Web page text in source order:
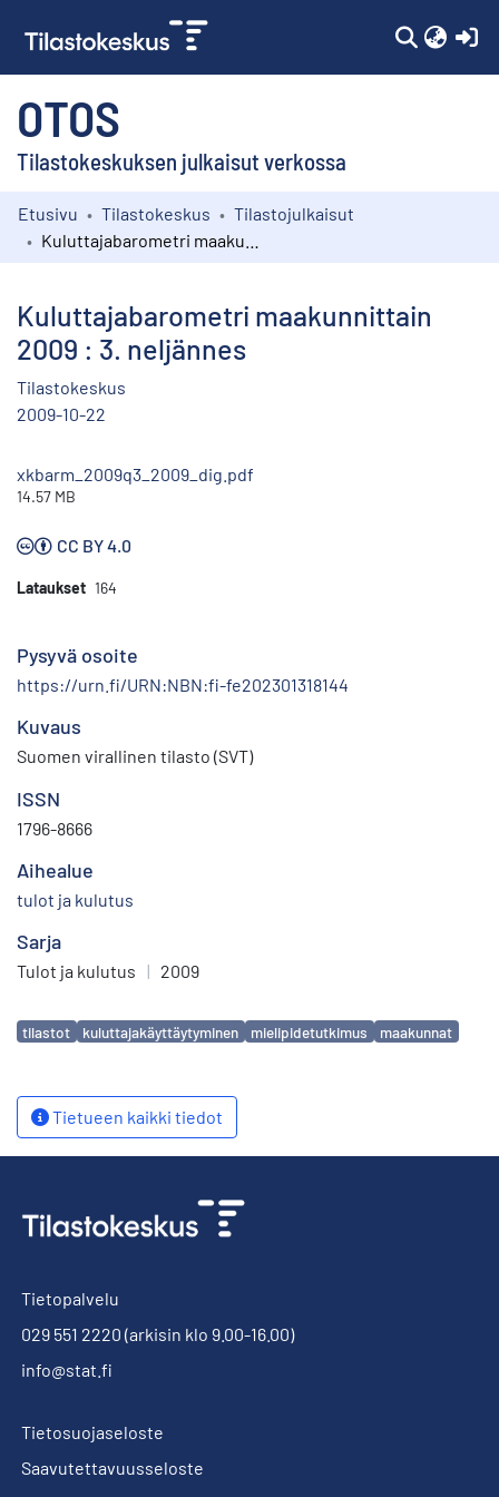
OTOS
Tilastokeskuksen julkaisut verkossa
Kokoelmat
Etusivu Tilastokeskus
Tilastojulkaisut
Kuluttajabarometri maakunnittain
2009 : 3. neljännes
Tilastokeskus
2009-10-22
xkbarm_2009q3_2009_dig.pdf
14.57 MB
CC BY 4.0
Lataukset 164
Pysyvä osoite
https://urn.fi/URN:NBN:fi-fe202301318144
Kuvaus
Suomen virallinen tilasto (SVT)
ISSN
1796-8666
Aihealue
tulot ja kulutus
Sarja
Tulot ja kulutus | 2009
Avainsanat
tilastot kuluttajakäyttäytyminen mielipidetutkimus maakunnat
Tietueen kaikki tiedot
Tietopalvelu
029 551 2220 (arkisin klo 9.00-16.00)
info@stat.fi
Tietosuojaseloste
Saavutettavuusseloste